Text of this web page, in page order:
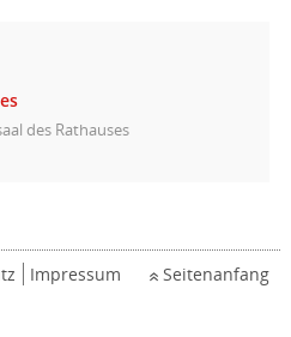
des Rathauses
Impressum Seitenanfang